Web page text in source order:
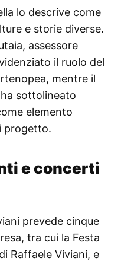
lo descrive come
e storie diverse.
assessore
il ruolo del
mentre il
sottolineato
elemento
progetto.
e concerti
prevede cinque
tra cui la Festa
Raffaele Viviani, e